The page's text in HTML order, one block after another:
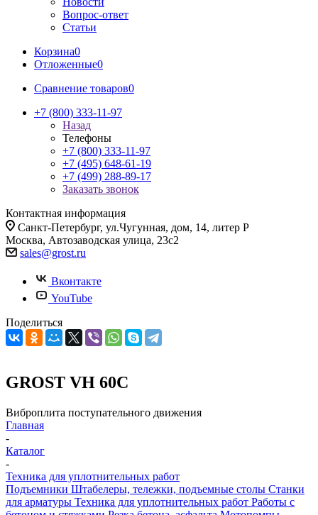
Вопрос-ответ
Статьи
Корзина0
Отложенные0
Сравнение товаров0
+7 (800) 333-11-97
Назад
Телефоны
+7 (800) 333-11-97
+7 (495) 648-61-19
+7 (499) 288-89-17
Заказать звонок
Контактная информация
Санкт-Петербург, ул.Чугунная, дом, 14, литер Р
Москва, Автозаводская улица, 23с2
sales@grost.ru
Вконтакте
YouTube
Поделиться
GROST VH 60C
Виброплита поступательного движения
Главная
-
Каталог
-
Техника для уплотнительных работ
Подъемники Штабелеры, тележки, подъемные столы Станки
для арматуры Техника для уплотнительных работ Работы с